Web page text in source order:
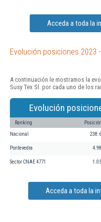
Acceda a toda la
Evolución posiciones 2023
A continuación le mostramos la
Susy Tex Sl. por cada uno de los
Evolución
Ranking
Nacional
Pontevedra
Sector CNAE 4771
Acceda a toda la